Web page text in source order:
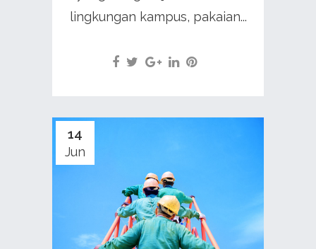
lingkungan kampus, pakaian...
14
Jun